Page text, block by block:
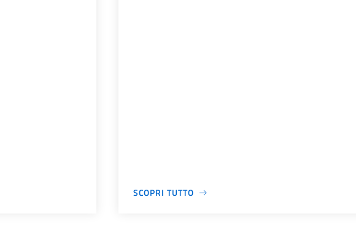
SCOPRI TUTTO